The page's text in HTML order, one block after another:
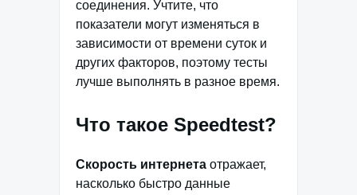
соединения. Учтите, что
показатели могут изменяться в
зависимости от времени суток и
других факторов, поэтому тесты
лучше выполнять в разное время.
Что такое Speedtest?
Скорость интернета отражает,
насколько быстро данные